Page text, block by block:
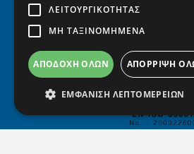
ΛΕΙΤΟΥΡΓΙΚΌΤΗΤΑΣ
ΜΗ ΤΑΞΙΝΟΜΗΜΈΝΑ
ΑΠΟΔΟΧΉ ΌΛΩΝ ΑΠΌΡΡΙΨΗ
ΕΜΦΆΝΙΣΗ ΛΕΠΤΟΜΕΡΕΙΏΝ